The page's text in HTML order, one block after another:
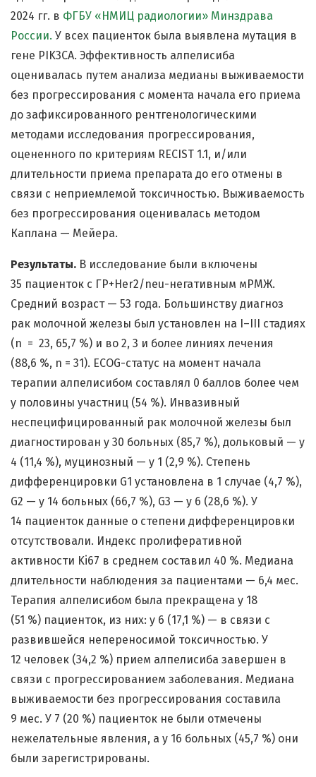
2024 гг. в ФГБУ «НМИЦ радиологии» Минздрава
России. У всех пациенток была выявлена мутация в
гене PIK3CA. Эффективность алпелисиба
оценивалась путем анализа медианы выживаемости
без прогрессирования с момента начала его приема
до зафиксированного рентгенологическими
методами исследования прогрессирования,
оцененного по критериям RECIST 1.1, и/или
длительности приема препарата до его отмены в
связи с неприемлемой токсичностью. Выживаемость
без прогрессирования оценивалась методом
Каплана — Мейера.
Результаты. В исследование были включены
35 пациенток с ГР+Her2/neu-негативным мРМЖ.
Средний возраст — 53 года. Большинству диагноз
рак молочной железы был установлен на I–III стадиях
(n = 23, 65,7 %) и во 2, 3 и более линиях лечения
(88,6 %, n = 31). ECOG-статус на момент начала
терапии алпелисибом составлял 0 баллов более чем
у половины участниц (54 %). Инвазивный
неспецифицированный рак молочной железы был
диагностирован у 30 больных (85,7 %), дольковый — у
4 (11,4 %), муцинозный — у 1 (2,9 %). Степень
дифференцировки G1 установлена в 1 случае (4,7 %),
G2 — у 14 больных (66,7 %), G3 — у 6 (28,6 %). У
14 пациенток данные о степени дифференцировки
отсутствовали. Индекс пролиферативной
активности Ki67 в среднем составил 40 %. Медиана
длительности наблюдения за пациентами — 6,4 мес.
Терапия алпелисибом была прекращена у 18
(51 %) пациенток, из них: у 6 (17,1 %) — в связи с
развившейся непереносимой токсичностью. У
12 человек (34,2 %) прием алпелисиба завершен в
связи с прогрессированием заболевания. Медиана
выживаемости без прогрессирования составила
9 мес. У 7 (20 %) пациенток не были отмечены
нежелательные явления, а у 16 больных (45,7 %) они
были зарегистрированы.